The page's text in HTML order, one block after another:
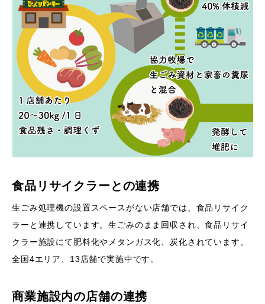
食品リサイクラーとの連携
生ごみ処理機の設置スペースがない店舗では、食品リサイク
ラーと連携しています。生ごみのまま回収され、食品リサイ
クラー施設にて肥料化やメタンガス化、炭化されています。
全国4エリア、13店舗で実施中です。
商業施設内の店舗の連携